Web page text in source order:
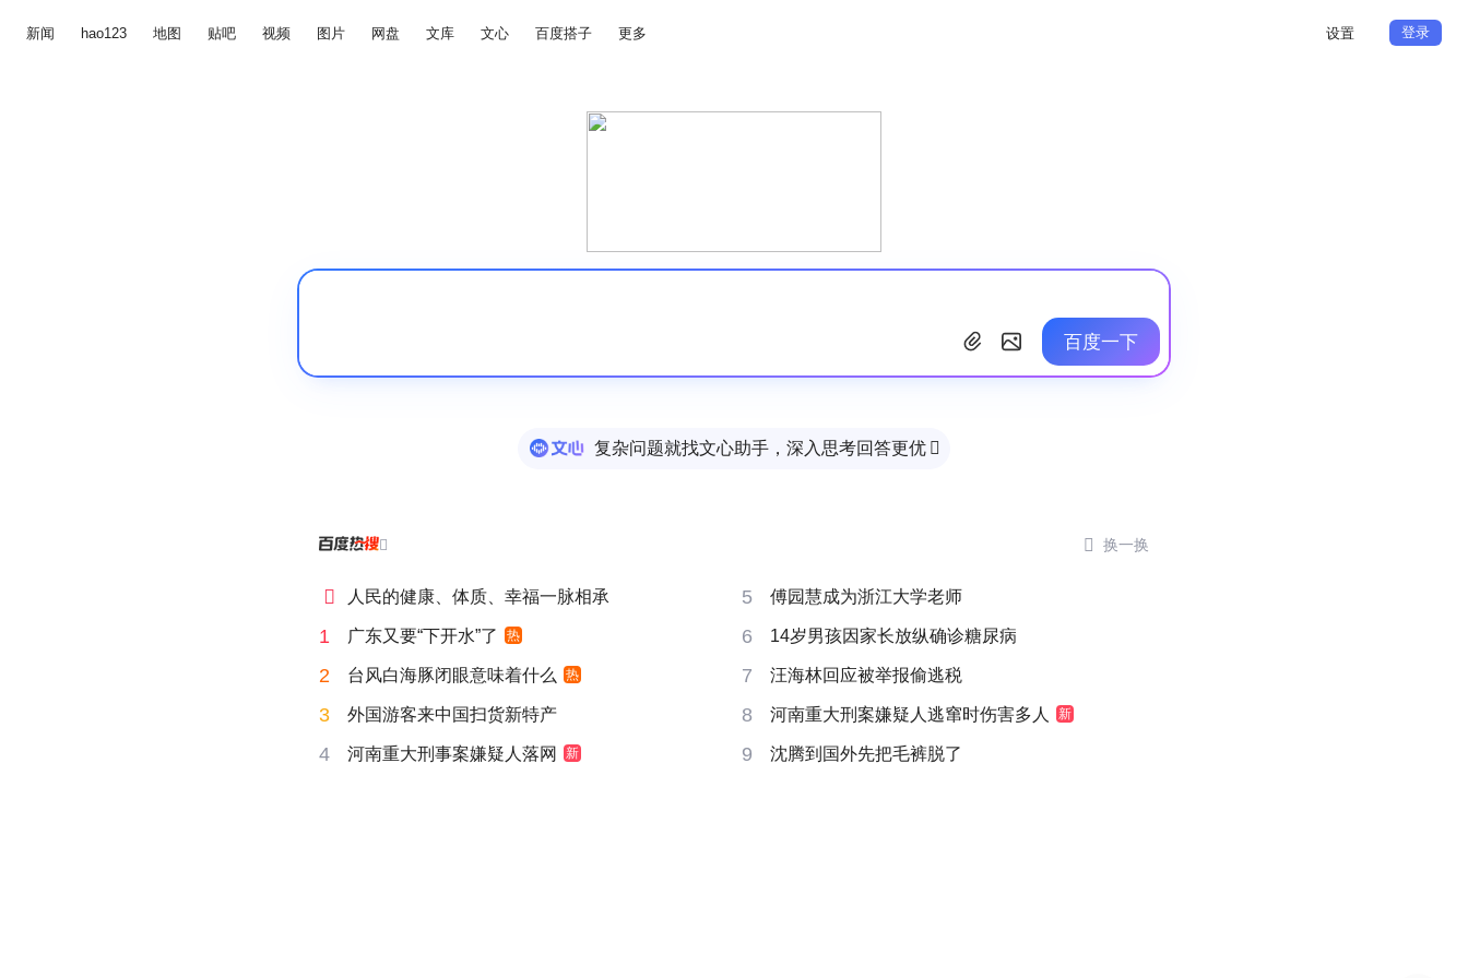
新闻 hao123 地图 贴吧 视频 图片 网盘 文库 文心 百度搭子 更多 设置 登录
百度一下
复杂问题就找文心助手，深入思考回答更优 
  换一换
 人民的健康、体质、幸福一脉相承 5 傅园慧成为浙江大学老师
1 广东又要“下开水”了 热 6 14岁男孩因家长放纵确诊糖尿病
2 台风白海豚闭眼意味着什么 热 7 汪海林回应被举报偷逃税
3 外国游客来中国扫货新特产 8 河南重大刑案嫌疑人逃窜时伤害多人 新
4 河南重大刑事案嫌疑人落网 新 9 沈腾到国外先把毛裤脱了